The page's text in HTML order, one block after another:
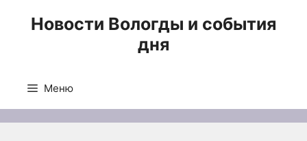
Новости Вологды и события
дня
Меню